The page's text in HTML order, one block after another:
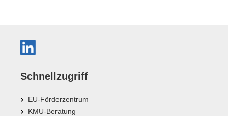
Schnellzugriff
EU-Förderzentrum
KMU-Beratung